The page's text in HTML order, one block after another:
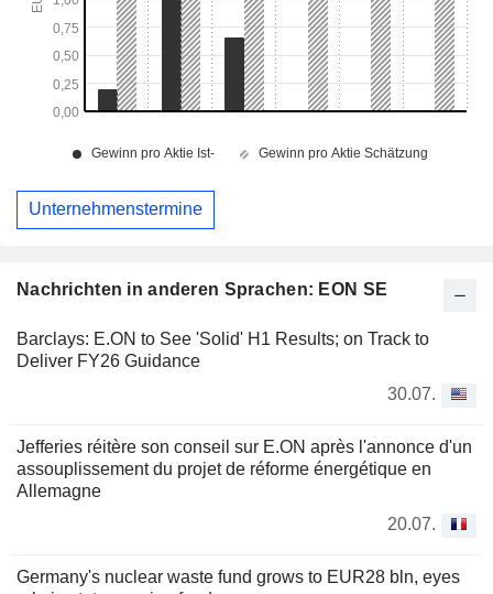
Nachrichten in anderen Sprachen: EON SE
Barclays: E.ON to See 'Solid' H1 Results; on Track to
Deliver FY26 Guidance
30.07.
Jefferies réitère son conseil sur E.ON après l'annonce d'un
assouplissement du projet de réforme énergétique en
Allemagne
20.07.
Germany's nuclear waste fund grows to EUR28 bln, eyes
Unternehmenstermine